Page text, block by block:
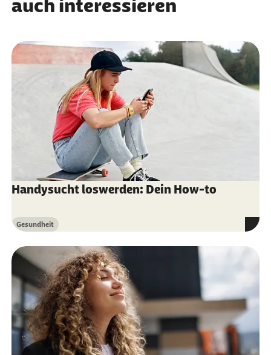
auch interessieren
Handysucht loswerden: Dein How-to
Kategorie
Gesundheit